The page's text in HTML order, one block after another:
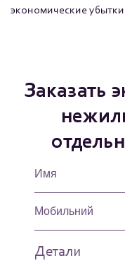
экономические
Заказать